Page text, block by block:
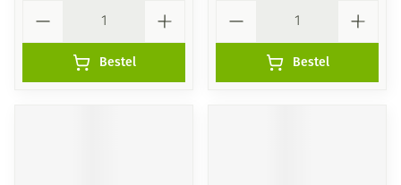
Bestel Bestel